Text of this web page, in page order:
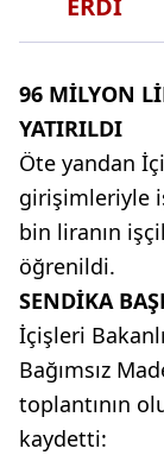
ERDİ
96 MİLYON
YATIRILDI
Öte yandan
girişimleriyle
bin liranın
öğrenildi.
SENDİKA
İçişleri
Bağımsız
toplantının
kaydetti: